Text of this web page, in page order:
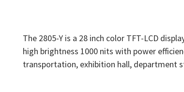
ヘルスケア
The 2805-Y is a 28 inch color TFT-LCD
high brightness 1000 nits with power
transportation, exhibition hall, department